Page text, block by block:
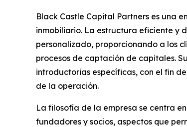
Black Castle Capital Partners es una
inmobiliario. La estructura eficiente y
personalizado, proporcionando a los
procesos de captación de capitales.
introductorias específicas, con el fin
de la operación.
La filosofía de la empresa se centra
fundadores y socios, aspectos que